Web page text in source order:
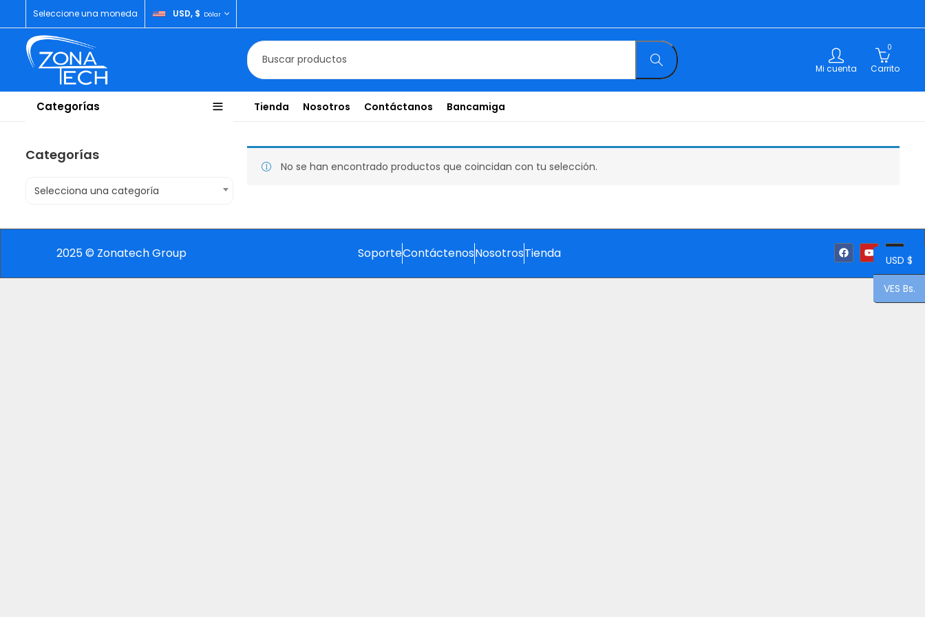
Seleccione una moneda USD, $ Dólar
Mi cuenta
0
Carrito
Categorías Tienda Nosotros Contáctanos Bancamiga
No se han encontrado productos que coincidan con tu selección.
Categorías
Selecciona una categoría
2025 © Zonatech Group SoporteContáctenosNosotrosTienda USD $
VES Bs.